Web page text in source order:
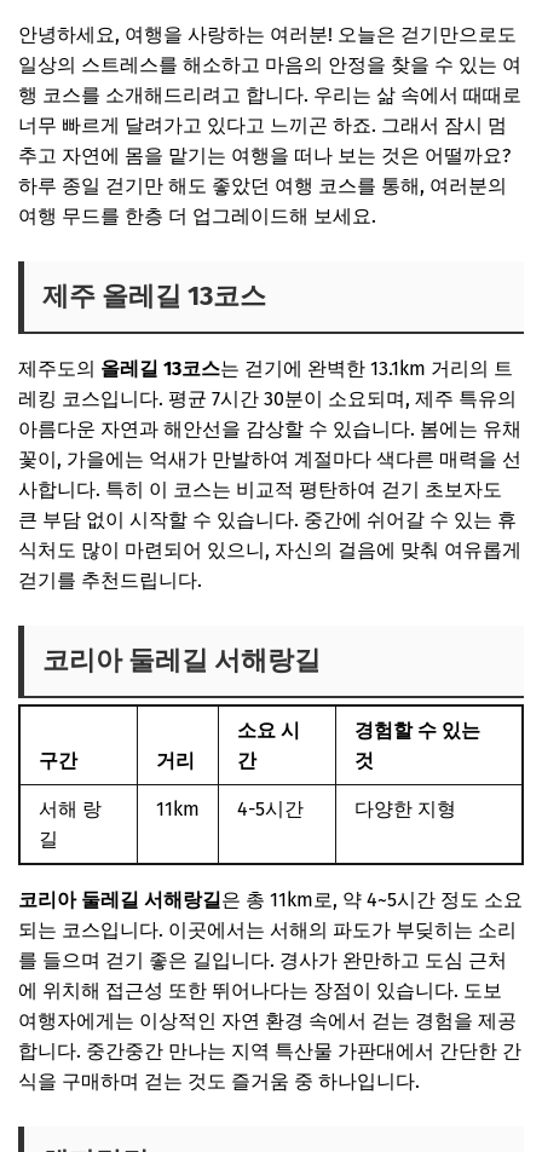
산티아고 순례길의 국내 유사 코스
자주 묻는 질문 (Q&A)
여행의 마무리
안녕하세요, 여행을 사랑하는 여러분! 오늘은 걷기만으로도
일상의 스트레스를 해소하고 마음의 안정을 찾을 수 있는 여
행 코스를 소개해드리려고 합니다. 우리는 삶 속에서 때때로
너무 빠르게 달려가고 있다고 느끼곤 하죠. 그래서 잠시 멈
추고 자연에 몸을 맡기는 여행을 떠나 보는 것은 어떨까요?
하루 종일 걷기만 해도 좋았던 여행 코스를 통해, 여러분의
여행 무드를 한층 더 업그레이드해 보세요.
제주 올레길 13코스
제주도의 올레길 13코스는 걷기에 완벽한 13.1km 거리의 트
레킹 코스입니다. 평균 7시간 30분이 소요되며, 제주 특유의
아름다운 자연과 해안선을 감상할 수 있습니다. 봄에는 유채
꽃이, 가을에는 억새가 만발하여 계절마다 색다른 매력을 선
사합니다. 특히 이 코스는 비교적 평탄하여 걷기 초보자도
큰 부담 없이 시작할 수 있습니다. 중간에 쉬어갈 수 있는 휴
식처도 많이 마련되어 있으니, 자신의 걸음에 맞춰 여유롭게
걷기를 추천드립니다.
코리아 둘레길 서해랑길
구간 거리
소요 시
간
경험할 수 있는
것
서해 랑
길
11km 4-5시간 다양한 지형
코리아 둘레길 서해랑길은 총 11km로, 약 4~5시간 정도 소요
되는 코스입니다. 이곳에서는 서해의 파도가 부딪히는 소리
를 들으며 걷기 좋은 길입니다. 경사가 완만하고 도심 근처
에 위치해 접근성 또한 뛰어나다는 장점이 있습니다. 도보
여행자에게는 이상적인 자연 환경 속에서 걷는 경험을 제공
합니다. 중간중간 만나는 지역 특산물 가판대에서 간단한 간
식을 구매하며 걷는 것도 즐거움 중 하나입니다.